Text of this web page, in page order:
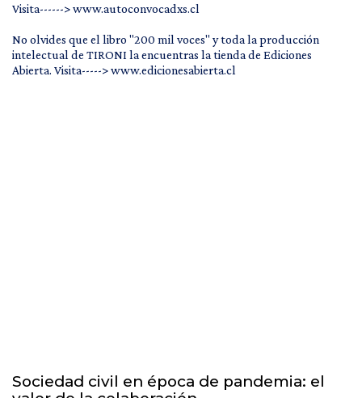
Visita------> www.autoconvocadxs.cl
No olvides que el libro "200 mil voces" y toda la producción
intelectual de TIRONI la encuentras la tienda de Ediciones
Abierta. Visita-----> www.edicionesabierta.cl
Sociedad civil en época de pandemia: el